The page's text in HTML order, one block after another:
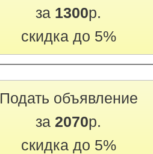
за 1300р.
скидка до 5%
Подать объявление
за2070р.
скидка до 5%